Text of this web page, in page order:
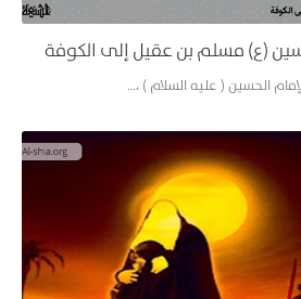
(ع) مسلم بن عقيل إلى الكوفة
الحسين ( عليه السلام ) ،…